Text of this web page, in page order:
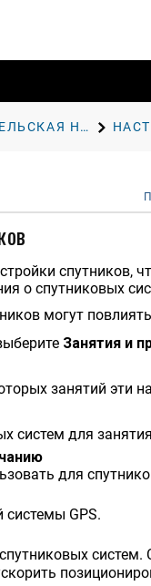
ПОЛЬЗОВАТЕЛЬСКАЯ НАСТРОЙКА ЧАСОВ
спутников,
о спутниковых
могут
Занятия и
занятий эти
систем для
для
системы GPS.